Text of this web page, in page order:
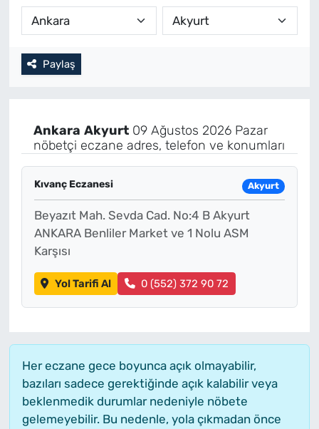
Paylaş
Ankara Akyurt09 Ağustos 2026 Pazar
nöbetçi eczane adres, telefon ve konumları
Kıvanç Eczanesi Akyurt
Beyazıt Mah. Sevda Cad. No:4 B Akyurt
ANKARA Benliler Market ve 1 Nolu ASM
Karşısı
Yol Tarifi Al 0 (552) 372 90 72
Her eczane gece boyunca açık olmayabilir,
bazıları sadece gerektiğinde açık kalabilir veya
beklenmedik durumlar nedeniyle nöbete
gelemeyebilir. Bu nedenle, yola çıkmadan önce